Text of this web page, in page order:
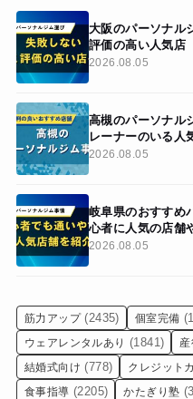
大阪のパーソナル
評価の高い人気店
2026.08.05
高槻のパーソナル
レーナーのいる人
2026.08.05
岐阜県のおすすめ
心者に人気の店舗
2026.08.05
筋力アップ (2435) 個室完備
ウェアレンタルあり (1841) 産
結婚式向け (778) クレジット
食事指導 (2205) かたぎり塾